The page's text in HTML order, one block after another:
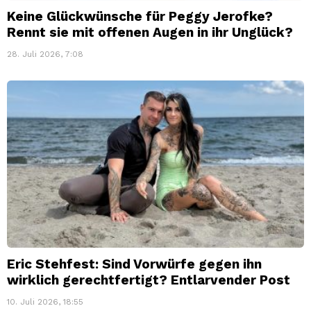
Keine Glückwünsche für Peggy Jerofke?
Rennt sie mit offenen Augen in ihr Unglück?
28. Juli 2026, 7:08
Eric Stehfest: Sind Vorwürfe gegen ihn
wirklich gerechtfertigt? Entlarvender Post
10. Juli 2026, 18:55